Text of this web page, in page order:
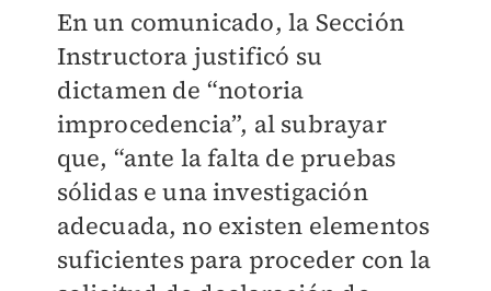
En un comunicado, la Sección
Instructora justificó su
dictamen de “notoria
improcedencia”, al subrayar
que, “ante la falta de pruebas
sólidas e una investigación
adecuada, no existen elementos
suficientes para proceder con la